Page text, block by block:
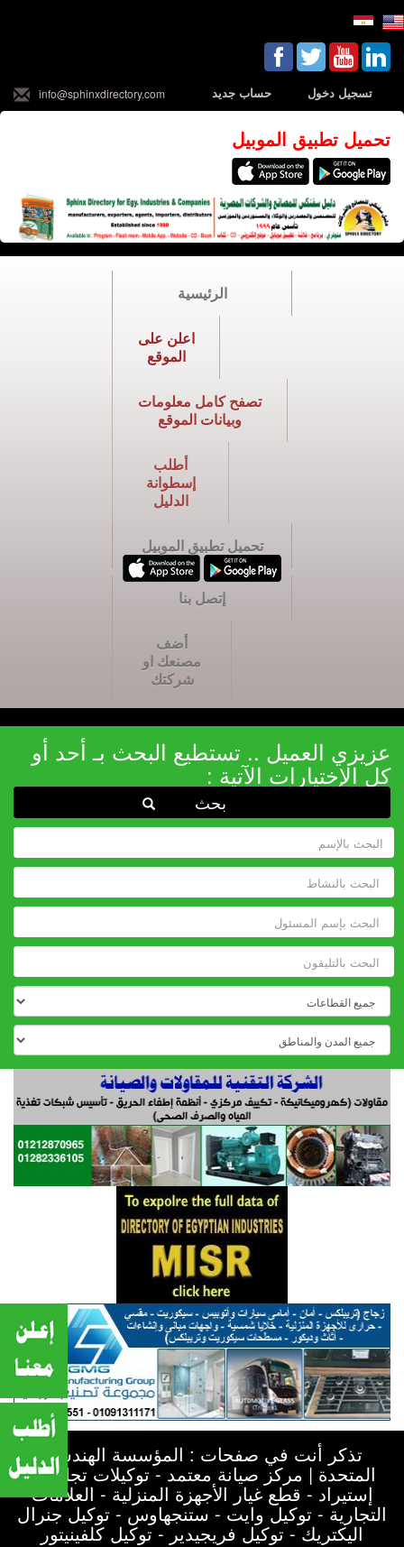
تسجيل دخول حساب جديد info@sphinxdirectory.com
تحميل تطبيق الموبيل
الرئيسية
اعلن على
الموقع
تصفح كامل معلومات
وبيانات الموقع
أطلب
إسطوانة
الدليل
تحميل تطبيق الموبيل
إتصل بنا
أضف
مصنعك او
شركتك
عزيزي العميل .. تستطيع البحث بـ أحد أو
كل الإختيارات الآتية :
تذكر أنت في صفحات : المؤسسة الهندسية
المتحدة | مركز صيانة معتمد - توكيلات تجارية -
إستيراد - قطع غيار الأجهزة المنزلية - العلامات
التجارية - توكيل وايت - ستنجهاوس - توكيل جنرال
اليكتريك - توكيل فريجيدير - توكيل كلفينيتور